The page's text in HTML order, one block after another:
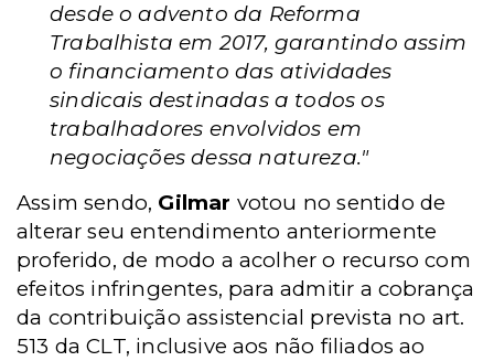
desde o advento da Reforma
Trabalhista em 2017, garantindo assim
o financiamento das atividades
sindicais destinadas a todos os
trabalhadores envolvidos em
negociações dessa natureza."
Assim sendo, Gilmar votou no sentido de
alterar seu entendimento anteriormente
proferido, de modo a acolher o recurso com
efeitos infringentes, para admitir a cobrança
da contribuição assistencial prevista no art.
513 da CLT, inclusive aos não filiados ao